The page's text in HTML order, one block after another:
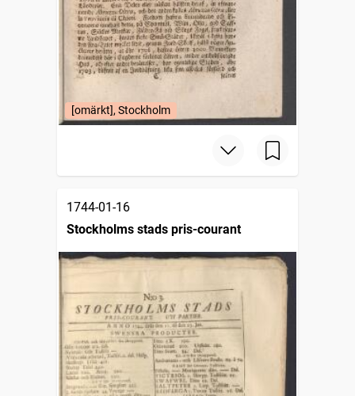
[omärkt], Stockholm
1744-01-16
Stockholms stads pris-courant